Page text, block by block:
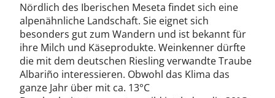
Nördlich des Iberischen Meseta findet sich eine
alpenähnliche Landschaft. Sie eignet sich
besonders gut zum Wandern und ist bekannt für
ihre Milch und Käseprodukte. Weinkenner dürfte
die mit dem deutschen Riesling verwandte Traube
Albariño interessieren. Obwohl das Klima das
ganze Jahr über mit ca. 13°C